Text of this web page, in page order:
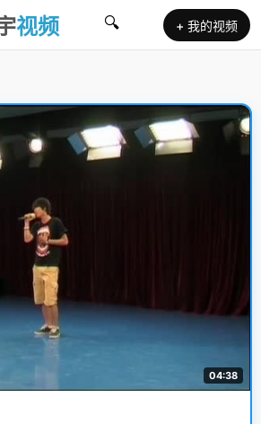
视频 🔍 + 我的视频
04:38